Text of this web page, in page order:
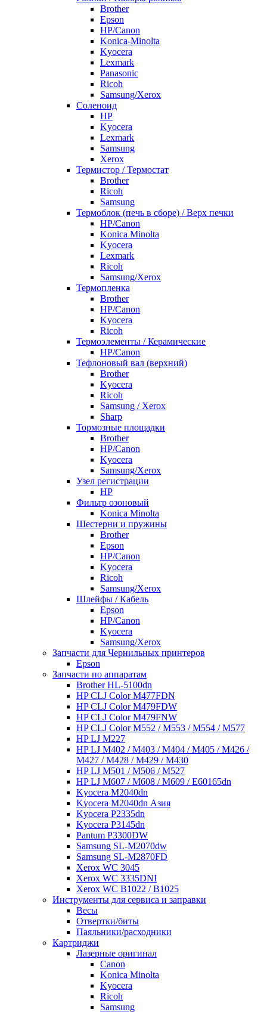
Brother
Epson
HP/Canon
Konica-Minolta
Kyocera
Lexmark
Panasonic
Ricoh
Samsung/Xerox
Соленоид
HP
Kyocera
Lexmark
Samsung
Xerox
Термистор / Термостат
Brother
Ricoh
Samsung
Термоблок (печь в сборе) / Верх печки
HP/Canon
Konica Minolta
Kyocera
Lexmark
Ricoh
Samsung/Xerox
Термопленка
Brother
HP/Canon
Kyocera
Ricoh
Термоэлементы / Керамические
HP/Canon
Тефлоновый вал (верхний)
Brother
Kyocera
Ricoh
Samsung / Xerox
Sharp
Тормозные площадки
Brother
HP/Canon
Kyocera
Samsung/Xerox
Узел регистрации
HP
Фильтр озоновый
Konica Minolta
Шестерни и пружины
Brother
Epson
HP/Canon
Kyocera
Ricoh
Samsung/Xerox
Шлейфы / Кабель
Epson
HP/Canon
Kyocera
Samsung/Xerox
Запчасти для Чернильных принтеров
Epson
Запчасти по аппаратам
Brother HL-5100dn
HP CLJ Color M477FDN
HP CLJ Color M479FDW
HP CLJ Color M479FNW
HP CLJ Color M552 / M553 / M554 / M577
HP LJ M227
HP LJ M402 / M403 / M404 / M405 / M426 /
M427 / M428 / M429 / M430
HP LJ M501 / M506 / M527
HP LJ M607 / M608 / M609 / E60165dn
Kyocera M2040dn
Kyocera M2040dn Азия
Kyocera P2335dn
Kyocera P3145dn
Pantum P3300DW
Samsung SL-M2070dw
Samsung SL-M2870FD
Xerox WC 3045
Xerox WC 3335DNI
Xerox WC B1022 / B1025
Инструменты для сервиса и заправки
Весы
Отвертки/биты
Паяльники/расходники
Картриджи
Лазерные оригинал
Canon
Konica Minolta
Kyocera
Ricoh
Samsung